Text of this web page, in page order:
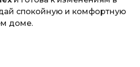
спокойную и комфортную
доме.